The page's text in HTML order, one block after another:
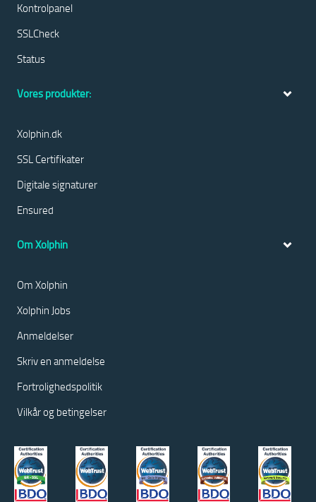
Kontrolpanel
SSLCheck
Status
Vores produkter:
Xolphin.dk
SSL Certifikater
Digitale signaturer
Ensured
Om Xolphin
Om Xolphin
Xolphin Jobs
Anmeldelser
Skriv en anmeldelse
Fortrolighedspolitik
Vilkår og betingelser